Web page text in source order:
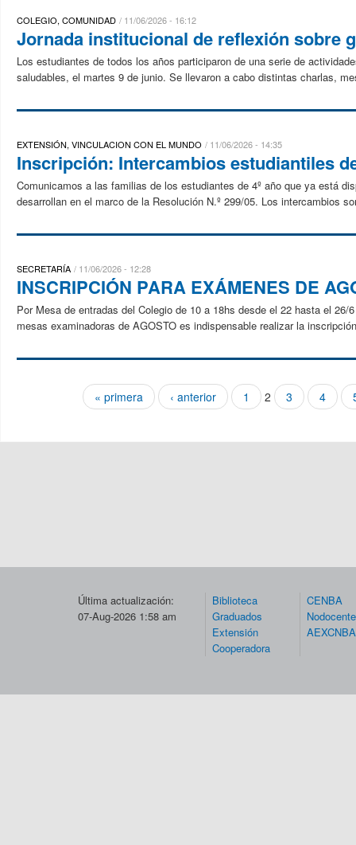
COLEGIO, COMUNIDAD 11/06/2026 - 16:12
Jornada institucional de reflexión sobre
Los estudiantes de todos los años participaron de una serie de
saludables, el martes 9 de junio. Se llevaron a cabo distintas charlas,
EXTENSIÓN, VINCULACION CON EL MUNDO 11/06/2026 - 14:35
Inscripción: Intercambios estudiantiles
Comunicamos a las familias de los estudiantes de 4º año que ya está
desarrollan en el marco de la Resolución N.º 299/05. Los intercambios
SECRETARÍA 11/06/2026 - 12:28
INSCRIPCIÓN PARA EXÁMENES DE
Por Mesa de entradas del Colegio de 10 a 18hs desde el 22 hasta el
mesas examinadoras de AGOSTO es indispensable realizar la
Páginas« primera ‹ anterior 1 2 3 4
Última actualización:
07-Aug-2026 1:58 am
Biblioteca
Graduados
Extensión
Cooperadora
CENBA
AEXCNBA